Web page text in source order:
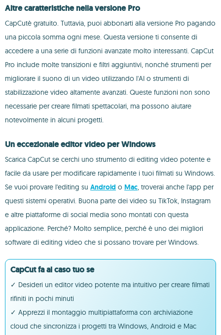
Altre caratteristiche nella versione Pro
CapCutè gratuito. Tuttavia, puoi abbonarti alla versione Pro pagando
una piccola somma ogni mese. Questa versione ti consente di
accedere a una serie di funzioni avanzate molto interessanti. CapCut
Pro include molte transizioni e filtri aggiuntivi, nonché strumenti per
migliorare il suono di un video utilizzando l'AI o strumenti di
stabilizzazione video altamente avanzati. Queste funzioni non sono
necessarie per creare filmati spettacolari, ma possono aiutare
notevolmente in alcuni progetti.
Un eccezionale editor video per Windows
Scarica CapCut se cerchi uno strumento di editing video potente e
facile da usare per modificare rapidamente i tuoi filmati su Windows.
Se vuoi provare l'editing su Android o Mac, troverai anche l'app per
questi sistemi operativi. Buona parte dei video su TikTok, Instagram
e altre piattaforme di social media sono montati con questa
applicazione. Perché? Molto semplice, perché è uno dei migliori
software di editing video che si possano trovare per Windows.
CapCut fa al caso tuo se
✓ Desideri un editor video potente ma intuitivo per creare filmati
rifiniti in pochi minuti
✓ Apprezzi il montaggio multipiattaforma con archiviazione
cloud che sincronizza i progetti tra Windows, Android e Mac